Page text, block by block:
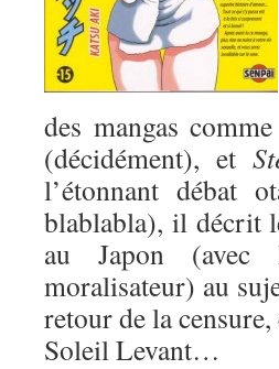
des mangas
(décidément), et
l’étonnant débat
blablabla), il décrit
au Japon (avec
moralisateur) au
retour de la
Soleil Levant…